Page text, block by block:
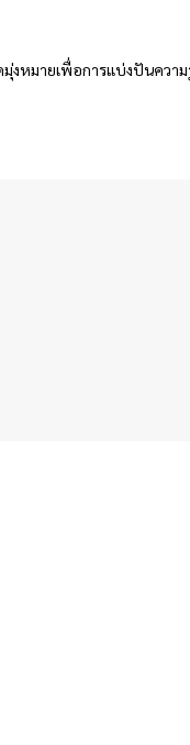
งหมายเพื่อการแบ่งปันควา